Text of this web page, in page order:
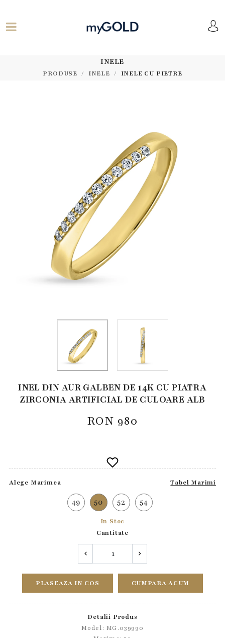
INELE
PRODUSE INELE INELE CU PIETRE
INEL DIN AUR GALBEN DE 14K CU PIATRA
ZIRCONIA ARTIFICIAL DE CULOARE ALB
RON 980
Alege Marimea Tabel Marimi
49 50 52 54
In Stoc
Cantitate
PLASEAZA IN COS CUMPARA ACUM
Detalii Produs
Model: MG.039990